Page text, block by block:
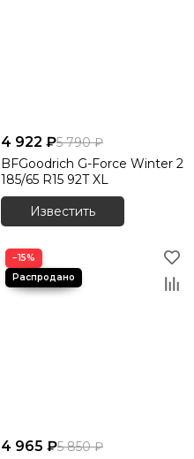
4 922 ₽5 790 ₽
BFGoodrich G-Force Winter 2
185/65 R15 92T XL
Известить
−15%
4 965 ₽5 850 ₽